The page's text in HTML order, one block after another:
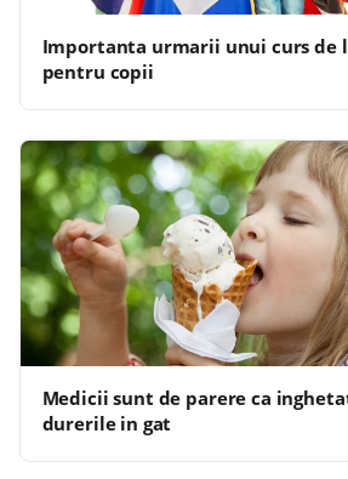
Importanta urmarii unui curs de
pentru copii
Medicii sunt de parere ca
durerile in gat